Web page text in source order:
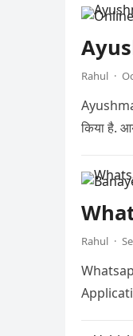
Rahul ·
किया है.
Rahul ·